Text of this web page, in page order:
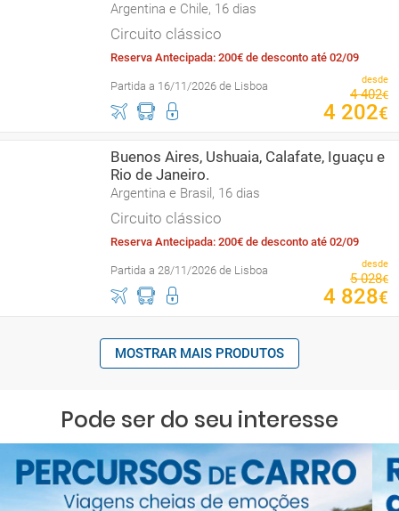
Argentina e Chile, 16 dias
Circuito clássico
Reserva Antecipada: 200€ de desconto até 02/09
Partida a 16/11/2026 de Lisboa desde
4 402€
4 202€
Buenos Aires, Ushuaia, Calafate, Iguaçu e
Rio de Janeiro.
Argentina e Brasil, 16 dias
Circuito clássico
Reserva Antecipada: 200€ de desconto até 02/09
Partida a 28/11/2026 de Lisboa desde
5 028€
4 828€
MOSTRAR MAIS PRODUTOS
Pode ser do seu interesse